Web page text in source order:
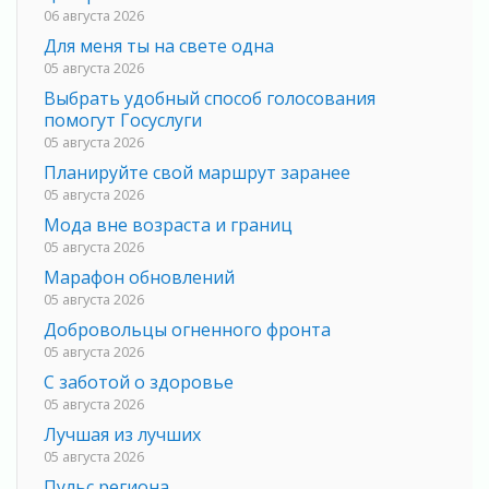
06 августа 2026
Для меня ты на свете одна
05 августа 2026
Выбрать удобный способ голосования
помогут Госуслуги
05 августа 2026
Планируйте свой маршрут заранее
05 августа 2026
Мода вне возраста и границ
05 августа 2026
Марафон обновлений
05 августа 2026
Добровольцы огненного фронта
05 августа 2026
С заботой о здоровье
05 августа 2026
Лучшая из лучших
05 августа 2026